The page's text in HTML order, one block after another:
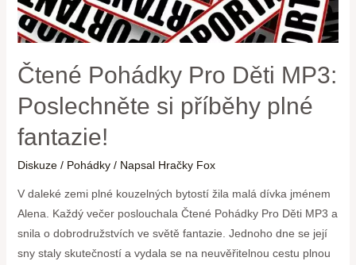
Čtené Pohádky Pro Děti MP3:
Poslechněte si příběhy plné
fantazie!
Diskuze / Pohádky/ Napsal Hračky Fox
V daleké zemi plné kouzelných bytostí žila malá dívka jménem
Alena. Každý večer poslouchala Čtené Pohádky Pro Děti MP3 a
snila o dobrodružstvích ve světě fantazie. Jednoho dne se její
sny staly skutečností a vydala se na neuvěřitelnou cestu plnou